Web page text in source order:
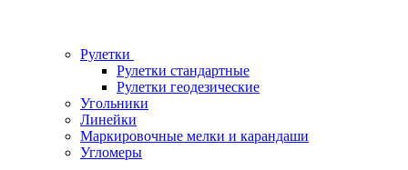
Рулетки
Рулетки стандартные
Рулетки геодезические
Угольники
Линейки
Маркировочные мелки и карандаши
Угломеры